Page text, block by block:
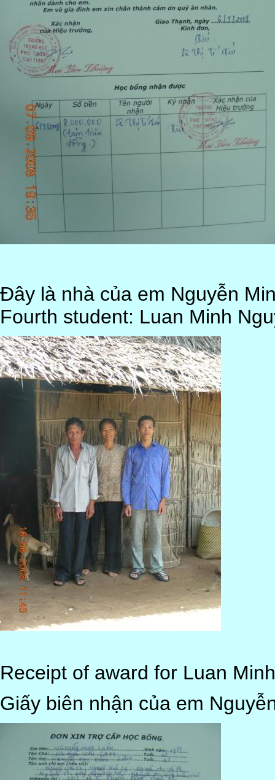
Đây là nhà của em Nguyễn
Fourth student: Luan Minh
Receipt of award for Luan
Giấy biên nhận của em